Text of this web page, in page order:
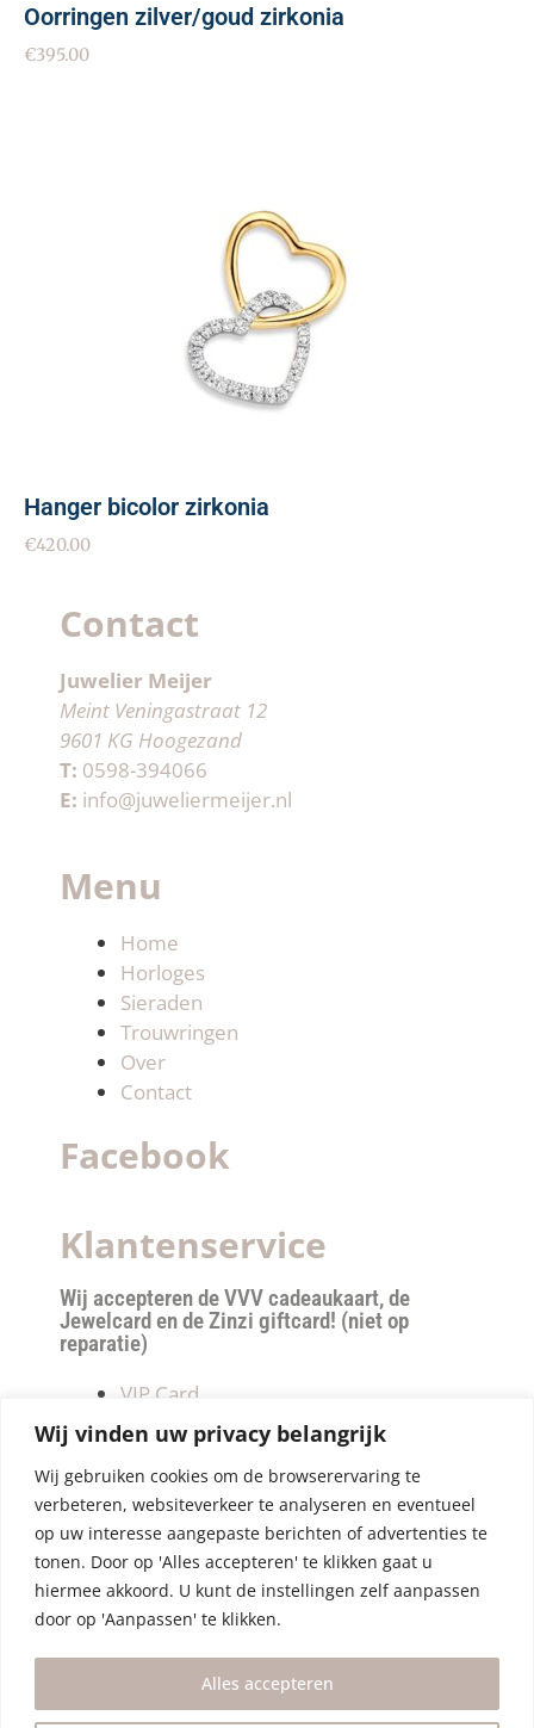
Wij vinden uw privacy belangrijk
Wij gebruiken cookies om de browserervaring te
verbeteren, websiteverkeer te analyseren en eventueel
op uw interesse aangepaste berichten of advertenties te
tonen. Door op 'Alles accepteren' te klikken gaat u
hiermee akkoord. U kunt de instellingen zelf aanpassen
door op 'Aanpassen' te klikken.
Alles accepteren
Oorringen zilver/goud zirkonia
€395.00
Hanger bicolor zirkonia
€420.00
Contact
Juwelier Meijer
Meint Veningastraat 12
9601 KG Hoogezand
T: 0598-394066
E: info@juweliermeijer.nl
Menu
Home
Horloges
Sieraden
Trouwringen
Over
Contact
Facebook
Klantenservice
Wij accepteren de VVV cadeaukaart, de
Jewelcard en de Zinzi giftcard! (niet op
reparatie)
VIP Card
Retourneren
Betalen & verzendkosten
Privacy Policy
Algemene Voorwaarden